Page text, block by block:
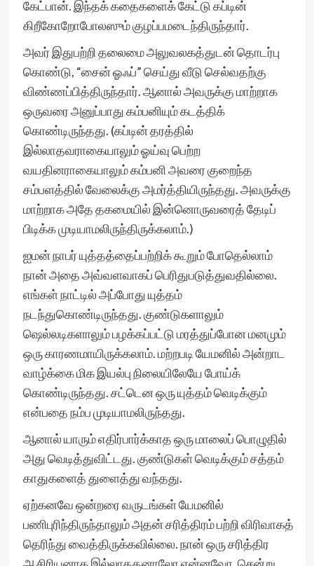
கேட்பான். இந்தக் கதைகளைக் கேட்டு கப்டின்
கிறீகோறோபோலஸும் குழப்பமடைந்திருந்தார்.
அவர் இதுபற்றி தலைமை அலுவலகத்துடன் தொடர்பு
கொண்டு, “சைன் ஓஃப்” செய்து வீடு செல்வதற்கு
விண்ணப்பித்திருந்தார். ஆனால் அவருக்கு மாற்றாக
ஒருவரை அனுப்பாது கம்பனியும் கடத்திக்
கொண்டிருந்தது. (கப்டின் தரத்தில்
இல்லாதவராகையாலும் ஓய்வு பெற்ற
வயதினராகையாலும் கம்பனி அவரை குறைந்த
சம்பளத்தில் வேலைக்கு அமர்த்தியிருந்தது. அவருக்கு
மாற்றாக அதே தகமையில் இன்னொருவரைத் தேடிப்
பிடிக்க முடியாமலிருந்திருக்கலாம்.)
ஐமன் நாபர் யுத்தத்தைப்பற்றிக் கூறும் போதெல்லாம்
நான் அதை அவ்வளவாகப் பெரிதுபடுத்துவதில்லை.
எங்கள் நாட்டில் அப்போது யுத்தம்
நடந்துகொண்டிருந்தது. குண்டுகளாலும்
ஷெல்லடிகளாலும் பழக்கப்பட்டு மரத்துப்போன மனமும்
ஒரு காரணமாயிருக்கலாம். மற்றபடி யேமனில் அன்றாட
வாழ்க்கை மிக இயல்பு நிலையிலேயே போய்க்
கொண்டிருந்தது. சட்டென ஒரு யுத்தம் வெடிக்கும்
என்பதை நம்ப முடியாமலிருந்தது.
ஆனால் யாரும் எதிர்பார்க்காத ஒரு மாலைப் பொழுதில்
அது வெடித்துவிட்டது. குண்டுகள் வெடிக்கும் சத்தம்
காதுகளைத் துளைத்து வந்தது.
ஏற்கனவே ஒன்றரை வருடங்கள் யேமனில்
பணிபுரிந்திருந்தாலும் அதன் சரித்திரம் பற்றி விரிவாகத்
தெரிந்து வைத்திருக்கவில்லை. நான் ஒரு சரித்திர